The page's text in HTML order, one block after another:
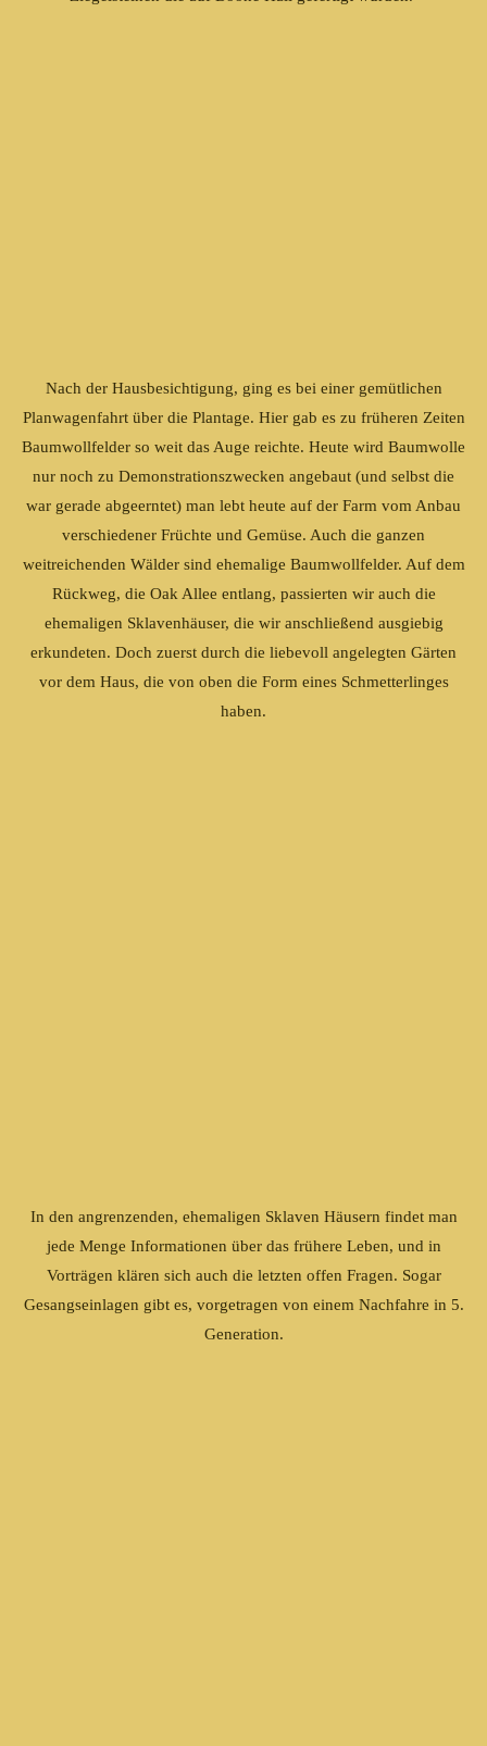
Nach der Hausbesichtigung, ging es bei einer gemütlichen
Planwagenfahrt über die Plantage. Hier gab es zu früheren Zeiten
Baumwollfelder so weit das Auge reichte. Heute wird Baumwolle
nur noch zu Demonstrationszwecken angebaut (und selbst die
war gerade abgeerntet) man lebt heute auf der Farm vom Anbau
verschiedener Früchte und Gemüse. Auch die ganzen
weitreichenden Wälder sind ehemalige Baumwollfelder. Auf dem
Rückweg, die Oak Allee entlang, passierten wir auch die
ehemaligen Sklavenhäuser, die wir anschließend ausgiebig
erkundeten. Doch zuerst durch die liebevoll angelegten Gärten
vor dem Haus, die von oben die Form eines Schmetterlinges
haben.
In den angrenzenden, ehemaligen Sklaven Häusern findet man
jede Menge Informationen über das frühere Leben, und in
Vorträgen klären sich auch die letzten offen Fragen. Sogar
Gesangseinlagen gibt es, vorgetragen von einem Nachfahre in 5.
Generation.